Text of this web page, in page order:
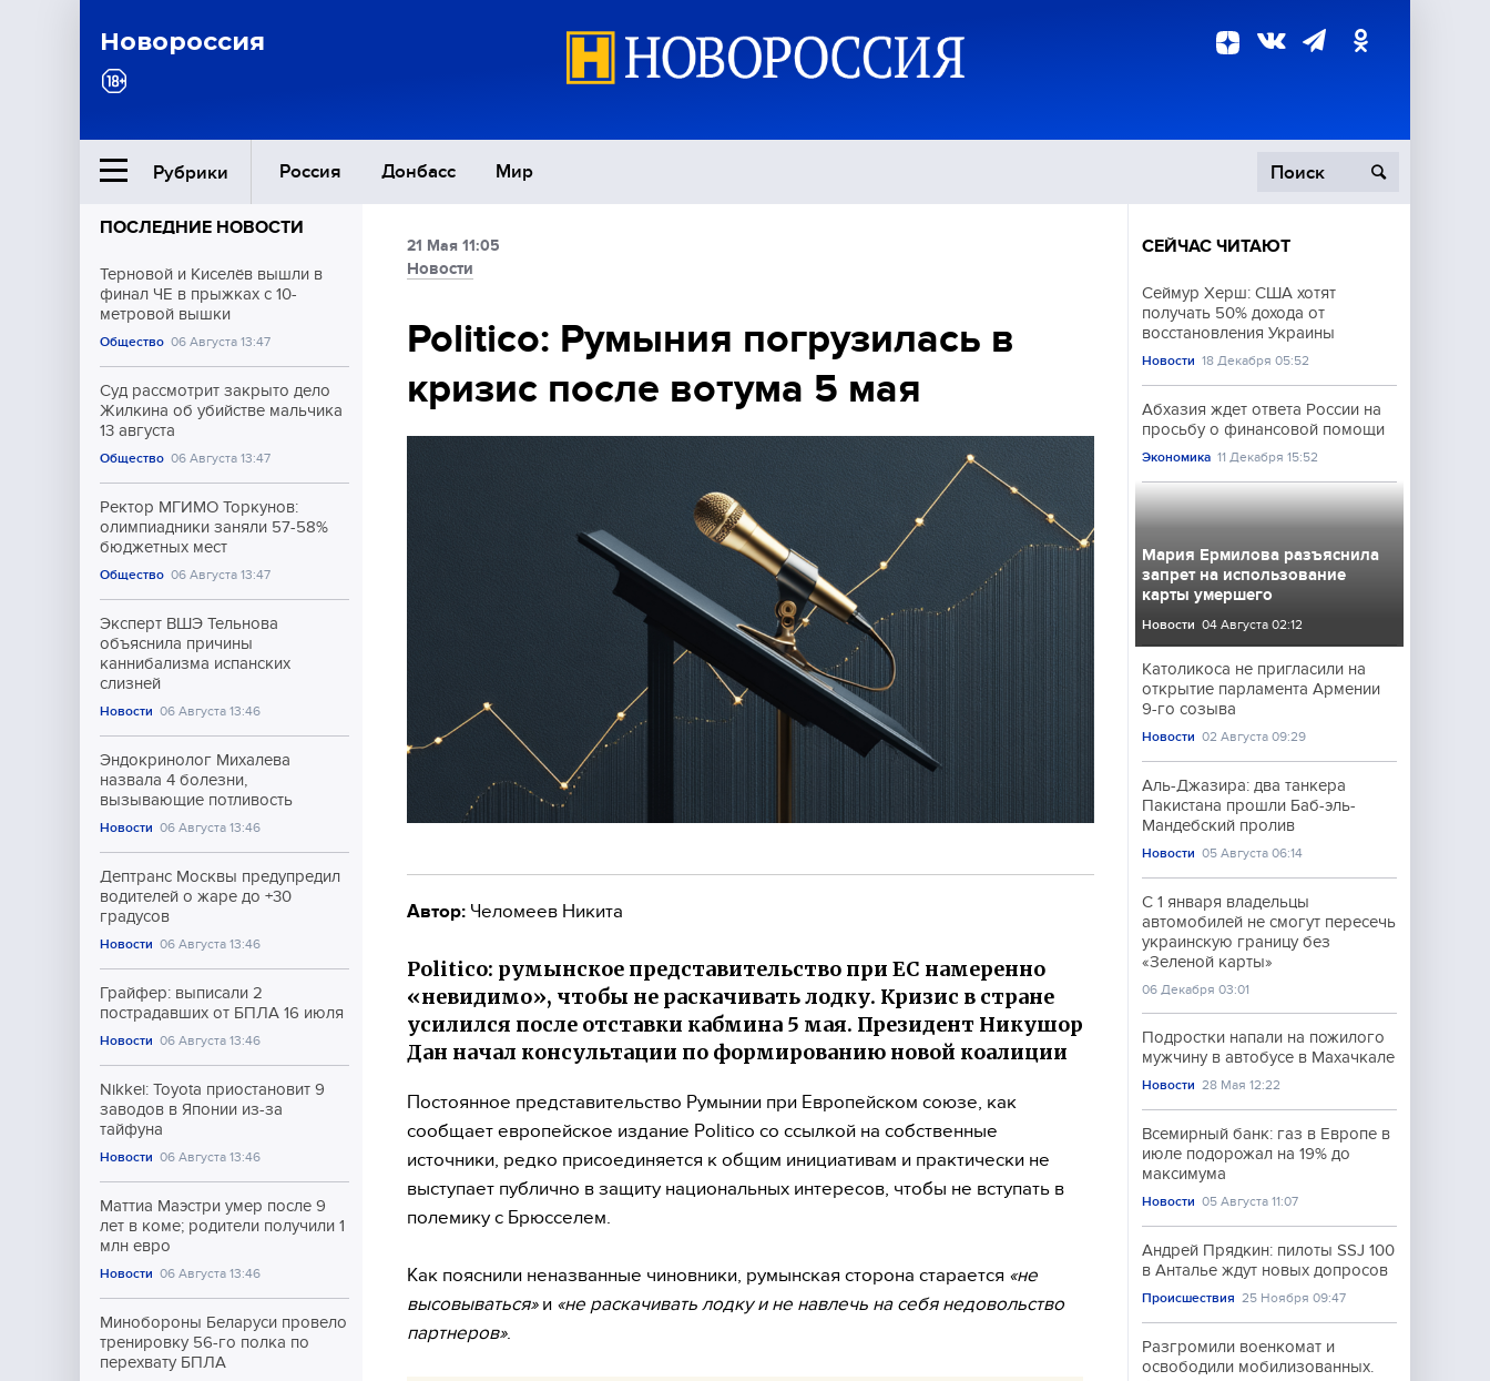
Новороссия
Рубрики Россия Донбасс Мир
Ближний Восток
Общество
Экономика
Происшествия
Культура
Спорт
ПОСЛЕДНИЕ НОВОСТИ
Терновой и Киселёв вышли в
финал ЧЕ в прыжках с 10-
метровой вышки
Общество 06 Августа 13:47
Суд рассмотрит закрыто дело
Жилкина об убийстве мальчика
13 августа
Общество 06 Августа 13:47
Ректор МГИМО Торкунов:
олимпиадники заняли 57-58%
бюджетных мест
Общество 06 Августа 13:47
Эксперт ВШЭ Тельнова
объяснила причины
каннибализма испанских
слизней
Новости 06 Августа 13:46
Эндокринолог Михалева
назвала 4 болезни,
вызывающие потливость
Новости 06 Августа 13:46
Дептранс Москвы предупредил
водителей о жаре до +30
градусов
Новости 06 Августа 13:46
Грайфер: выписали 2
пострадавших от БПЛА 16 июля
Новости 06 Августа 13:46
Nikkei: Toyota приостановит 9
заводов в Японии из-за
тайфуна
Новости 06 Августа 13:46
Маттиа Маэстри умер после 9
лет в коме; родители получили 1
млн евро
Новости 06 Августа 13:46
Минобороны Беларуси провело
тренировку 56-го полка по
перехвату БПЛА
21 Мая 11:05
Новости
Politico: Румыния погрузилась в
кризис после вотума 5 мая
Автор: Челомеев Никита
Politico: румынское представительство при ЕС намеренно
«невидимо», чтобы не раскачивать лодку. Кризис в стране
усилился после отставки кабмина 5 мая. Президент Никушор
Дан начал консультации по формированию новой коалиции
Постоянное представительство Румынии при Европейском союзе, как
сообщает европейское издание Politico со ссылкой на собственные
источники, редко присоединяется к общим инициативам и практически не
выступает публично в защиту национальных интересов, чтобы не вступать в
полемику с Брюсселем.
Как пояснили неназванные чиновники, румынская сторона старается «не
высовываться»и «не раскачивать лодку и не навлечь на себя недовольство
партнеров».
СЕЙЧАС ЧИТАЮТ
Сеймур Херш: США хотят
получать 50% дохода от
восстановления Украины
Новости 18 Декабря 05:52
Абхазия ждет ответа России на
просьбу о финансовой помощи
Экономика 11 Декабря 15:52
Мария Ермилова разъяснила
запрет на использование
карты умершего
Новости 04 Августа 02:12
Католикоса не пригласили на
открытие парламента Армении
9-го созыва
Новости 02 Августа 09:29
Аль-Джазира: два танкера
Пакистана прошли Баб-эль-
Мандебский пролив
Новости 05 Августа 06:14
С 1 января владельцы
автомобилей не смогут пересечь
украинскую границу без
«Зеленой карты»
06 Декабря 03:01
Подростки напали на пожилого
мужчину в автобусе в Махачкале
Новости 28 Мая 12:22
Всемирный банк: газ в Европе в
июле подорожал на 19% до
максимума
Новости 05 Августа 11:07
Андрей Прядкин: пилоты SSJ 100
в Анталье ждут новых допросов
Происшествия 25 Ноября 09:47
Разгромили военкомат и
освободили мобилизованных.